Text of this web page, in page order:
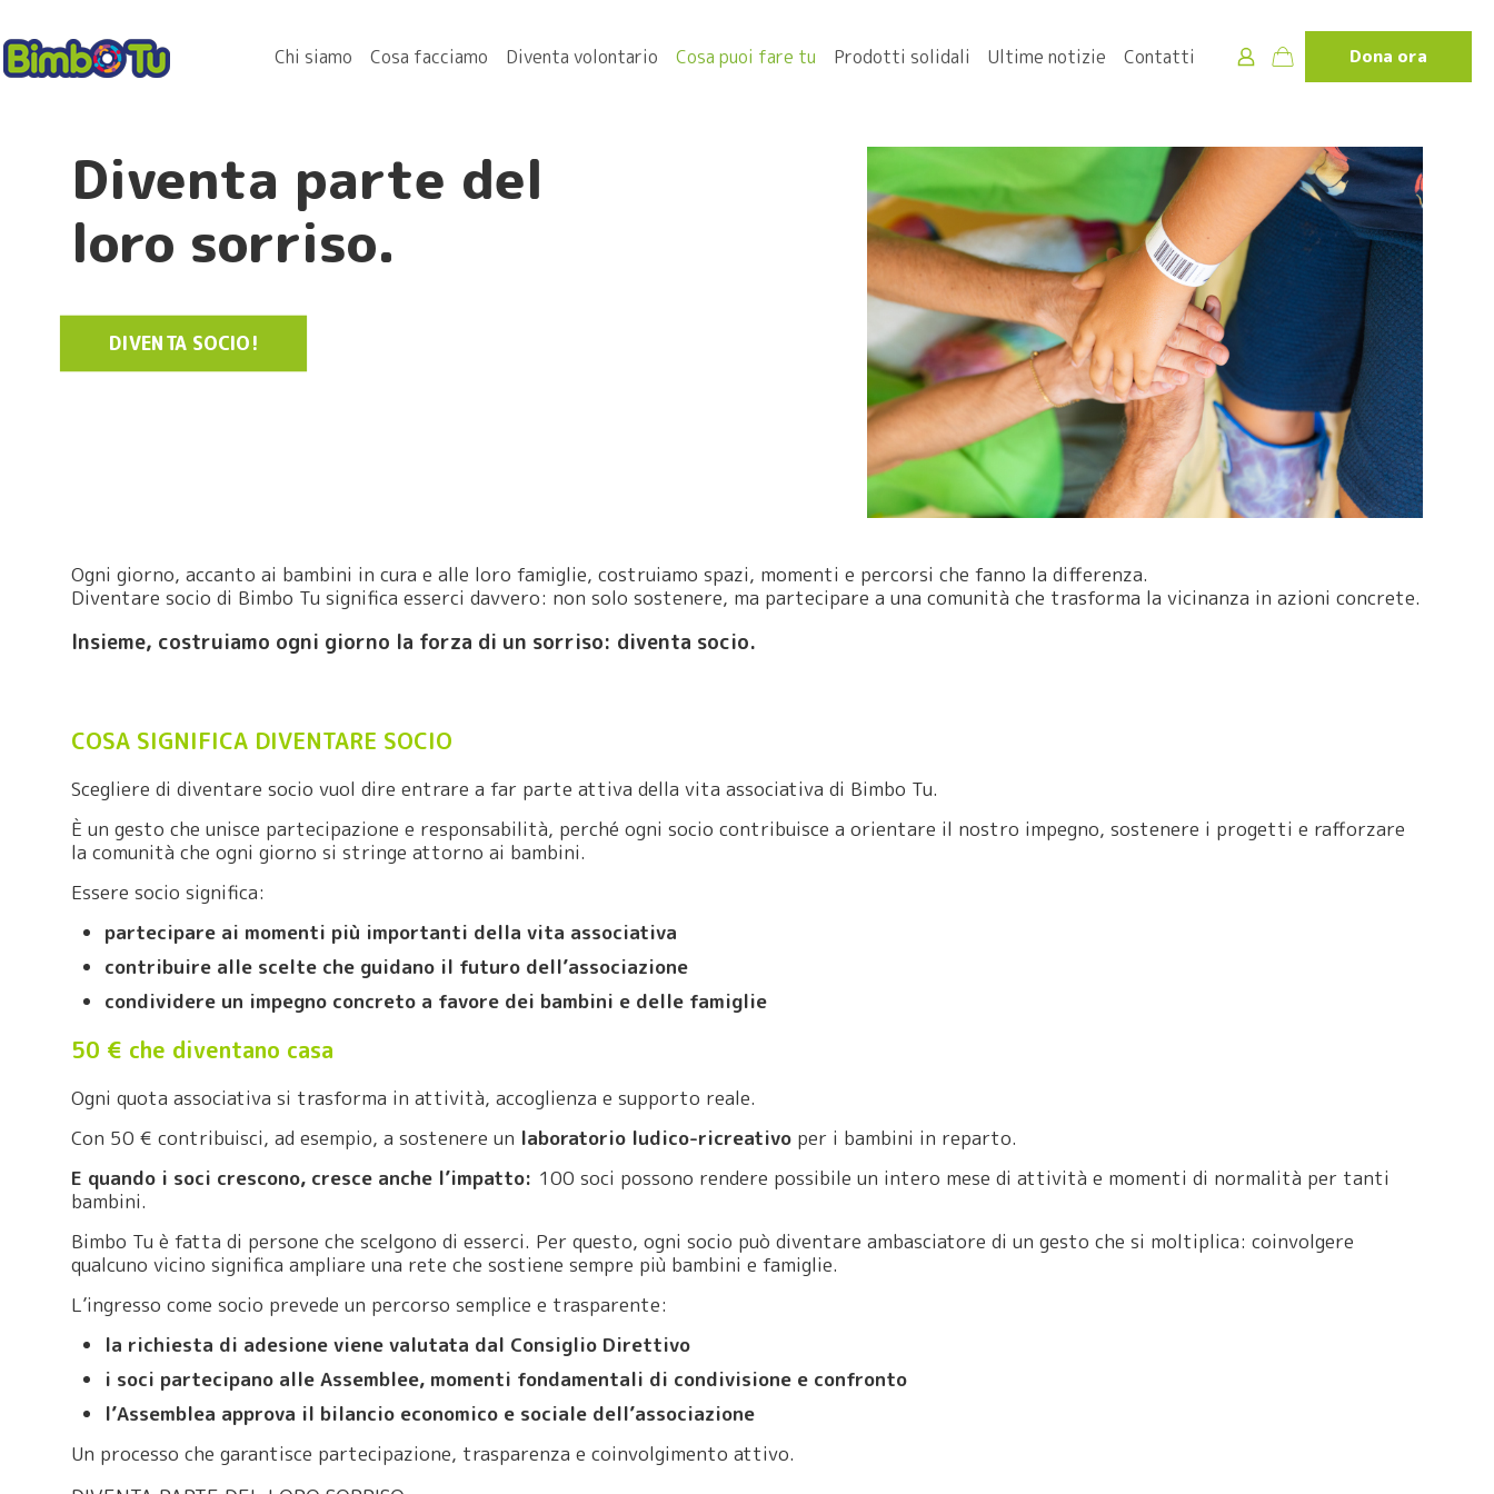
Chi siamo Cosa facciamo Diventa volontario Cosa puoi fare tu Prodotti solidali Ultime notizie Contatti Dona ora
Diventa parte del
loro sorriso.
DIVENTA SOCIO!
Ogni giorno, accanto ai bambini in cura e alle loro famiglie, costruiamo spazi, momenti e percorsi che fanno la differenza.
Diventare socio di Bimbo Tu significa esserci davvero: non solo sostenere, ma partecipare a una comunità che trasforma la vicinanza in azioni concrete.
Insieme, costruiamo ogni giorno la forza di un sorriso: diventa socio.
COSA SIGNIFICA DIVENTARE SOCIO
Scegliere di diventare socio vuol dire entrare a far parte attiva della vita associativa di Bimbo Tu.
È un gesto che unisce partecipazione e responsabilità, perché ogni socio contribuisce a orientare il nostro impegno, sostenere i progetti e rafforzare
la comunità che ogni giorno si stringe attorno ai bambini.
Essere socio significa:
partecipare ai momenti più importanti della vita associativa
contribuire alle scelte che guidano il futuro dell’associazione
condividere un impegno concreto a favore dei bambini e delle famiglie
50 € che diventano casa
Ogni quota associativa si trasforma in attività, accoglienza e supporto reale.
Con 50 € contribuisci, ad esempio, a sostenere un laboratorio ludico-ricreativo per i bambini in reparto.
E quando i soci crescono, cresce anche l’impatto: 100 soci possono rendere possibile un intero mese di attività e momenti di normalità per tanti
bambini.
Bimbo Tu è fatta di persone che scelgono di esserci. Per questo, ogni socio può diventare ambasciatore di un gesto che si moltiplica: coinvolgere
qualcuno vicino significa ampliare una rete che sostiene sempre più bambini e famiglie.
L’ingresso come socio prevede un percorso semplice e trasparente:
la richiesta di adesione viene valutata dal Consiglio Direttivo
i soci partecipano alle Assemblee, momenti fondamentali di condivisione e confronto
l’Assemblea approva il bilancio economico e sociale dell’associazione
Un processo che garantisce partecipazione, trasparenza e coinvolgimento attivo.